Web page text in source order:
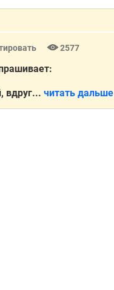
2577
вдруг... читать дальше